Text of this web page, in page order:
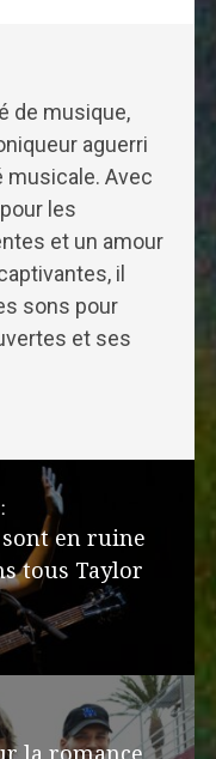
de musique,
aguerri
Avec
les
et un amour
il
sons pour
et ses
en ruine
tous Taylor
la romance